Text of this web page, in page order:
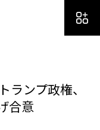
ンプ政権、
合意